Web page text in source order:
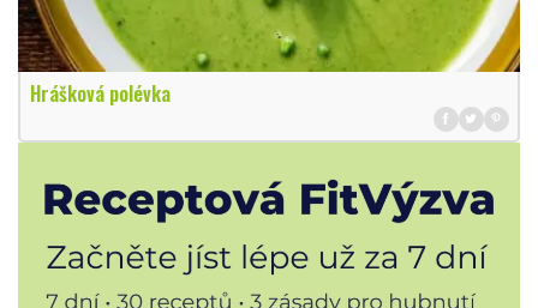
Hrášková polévka